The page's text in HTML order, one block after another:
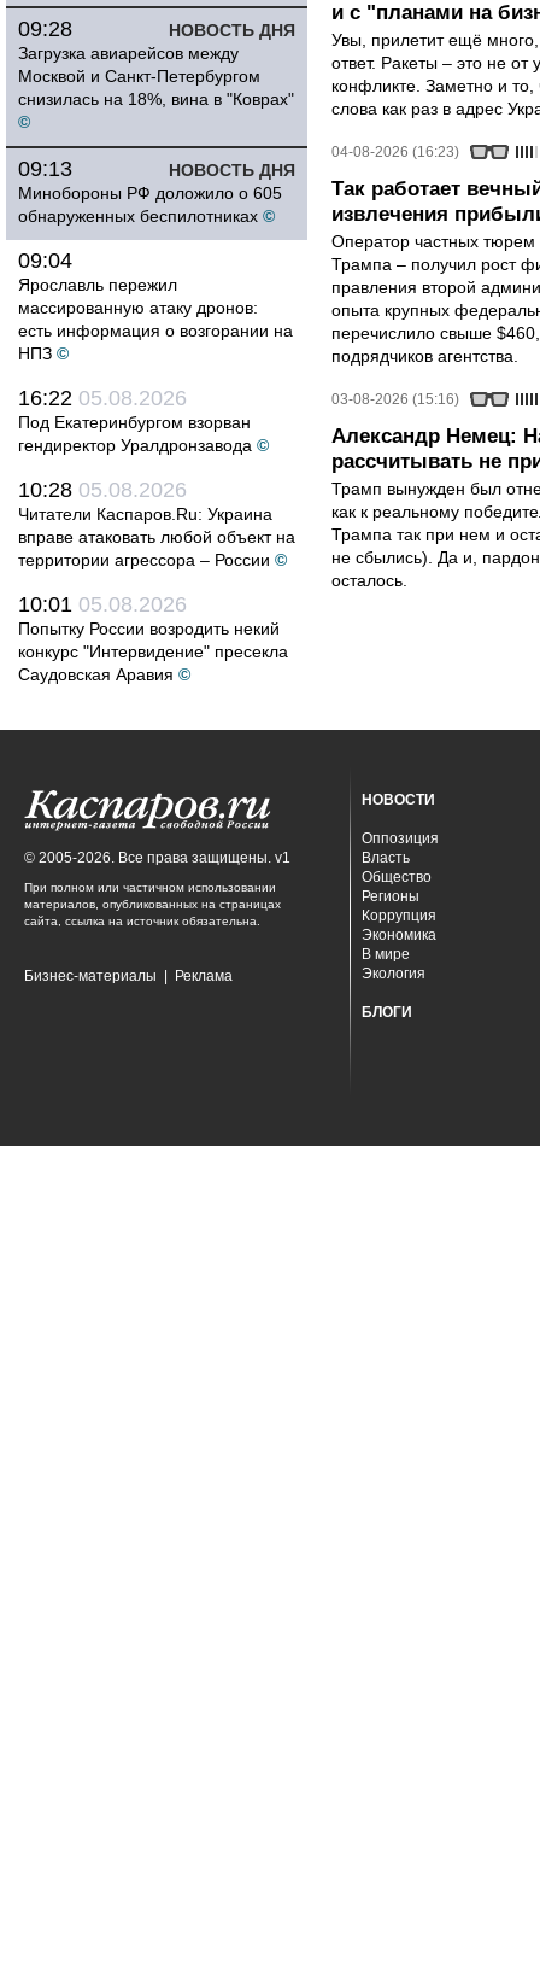
НОВОСТЬ ДНЯ
09:28
Загрузка авиарейсов между
Москвой и Санкт-Петербургом
снизилась на 18%, вина в "Коврах"
©
НОВОСТЬ ДНЯ
09:13
Минобороны РФ доложило о 605
обнаруженных беспилотниках ©
09:04
Ярославль пережил
массированную атаку дронов:
есть информация о возгорании на
НПЗ ©
16:22 05.08.2026
Под Екатеринбургом взорван
гендиректор Уралдронзавода ©
10:28 05.08.2026
Читатели Каспаров.Ru: Украина
вправе атаковать любой объект на
территории агрессора – России ©
10:01 05.08.2026
Попытку России возродить некий
конкурс "Интервидение" пресекла
Саудовская Аравия ©
и с "планами на
Увы, прилетит ещё
ответ. Ракеты – это не от
конфликте. Заметно и
слова как раз в адрес
04-08-2026 (16:23)
Так работает
извлечения
Оператор частных тюрем
Трампа – получил рост
правления второй
опыта крупных
перечислило свыше
подрядчиков агентства.
03-08-2026 (15:16)
Александр Немец:
рассчитывать не
Трамп вынужден был
как к реальному
Трампа так при нем и
не сбылись). Да и,
осталось.
© 2005-2026. Все права защищены. v1
При полном или частичном использовании
материалов, опубликованных на страницах
сайта, ссылка на источник обязательна.
Бизнес-материалы Реклама
НОВОСТИ
Оппозиция
Власть
Общество
Регионы
Коррупция
Экономика
В мире
Экология
БЛОГИ